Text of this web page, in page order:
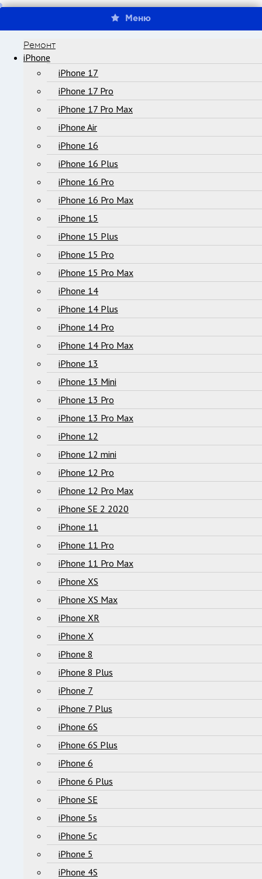
Меню
Ремонт
iPhone
iPhone 17
iPhone 17 Pro
iPhone 17 Pro Max
iPhone Air
iPhone 16
iPhone 16 Plus
iPhone 16 Pro
iPhone 16 Pro Max
iPhone 15
iPhone 15 Plus
iPhone 15 Pro
iPhone 15 Pro Max
iPhone 14
iPhone 14 Plus
iPhone 14 Pro
iPhone 14 Pro Max
iPhone 13
iPhone 13 Mini
iPhone 13 Pro
iPhone 13 Pro Max
iPhone 12
iPhone 12 mini
iPhone 12 Pro
iPhone 12 Pro Max
iPhone SE 2 2020
iPhone 11
iPhone 11 Pro
iPhone 11 Pro Max
iPhone XS
iPhone XS Max
iPhone XR
iPhone X
iPhone 8
iPhone 8 Plus
iPhone 7
iPhone 7 Plus
iPhone 6S
iPhone 6S Plus
iPhone 6
iPhone 6 Plus
iPhone SE
iPhone 5s
iPhone 5c
iPhone 5
iPhone 4S